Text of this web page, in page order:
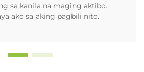
sa kanila na maging aktibo.
ako sa aking pagbili nito.